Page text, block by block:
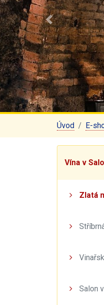
Předchozí
Úvod E-
Vína v
Zlatá
Salon